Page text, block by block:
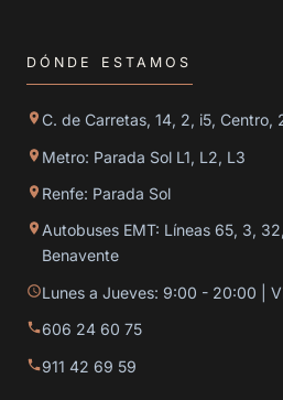
DÓNDE ESTAMOS
C. de Carretas, 14, 2, i5, Centro,
Metro: Parada Sol L1, L2, L3
Renfe: Parada Sol
Autobuses EMT: Líneas 65, 3,
Benavente
Lunes a Jueves: 9:00 - 20:00 |
606 24 60 75
911 42 69 59